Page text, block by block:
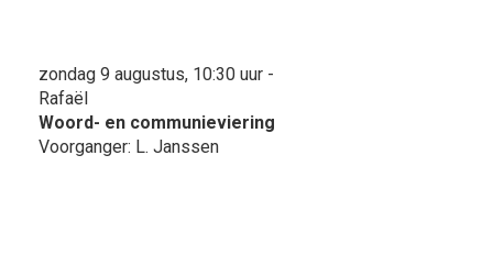
zondag 9 augustus, 10:30 uur -
Rafaël
Woord- en communieviering
Voorganger: L. Janssen